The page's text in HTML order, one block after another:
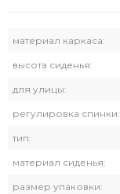
материал каркаса:
высота сиденья:
для улицы:
регулировка спинки:
тип:
материал сиденья:
размер упаковки: